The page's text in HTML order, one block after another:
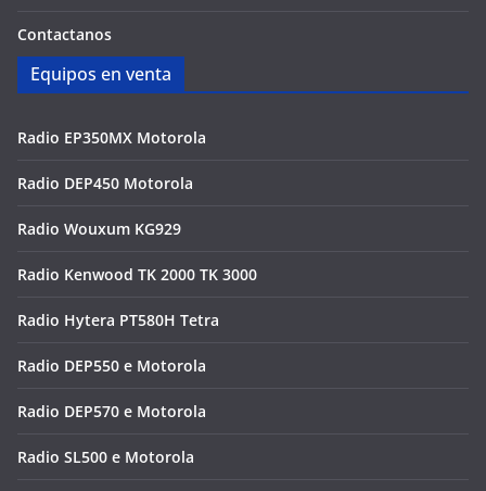
Contactanos
Equipos en venta
Radio EP350MX Motorola
Radio DEP450 Motorola
Radio Wouxum KG929
Radio Kenwood TK 2000 TK 3000
Radio Hytera PT580H Tetra
Radio DEP550 e Motorola
Radio DEP570 e Motorola
Radio SL500 e Motorola